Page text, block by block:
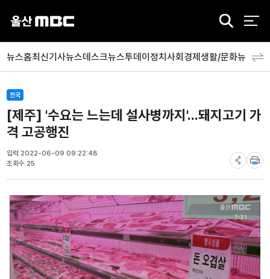
검
뉴스홈최신기사뉴스데스크뉴스투데이정치사회경제생활/문화뉴스특
전국
[제주] '수요는 느는데 설사병까지'...돼지고기 가
격 고공행진
입력 2022-06-09 09:22:48
조회수 25